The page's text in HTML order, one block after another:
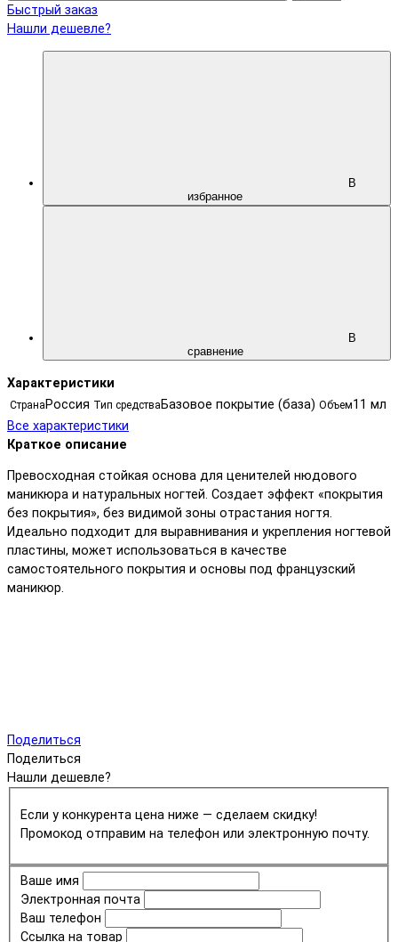
Быстрый заказ
Нашли дешевле?
В
избранное
В
сравнение
Характеристики
Страна Россия Тип средства Базовое покрытие (база) Объем11 мл
Все характеристики
Краткое описание
Превосходная стойкая основа для ценителей нюдового
маникюра и натуральных ногтей. Создает эффект «покрытия
без покрытия», без видимой зоны отрастания ногтя.
Идеально подходит для выравнивания и укрепления ногтевой
пластины, может использоваться в качестве
самостоятельного покрытия и основы под французский
маникюр.
Поделиться
Поделиться
Нашли дешевле?
Если у конкурента цена ниже — сделаем скидку!
Промокод отправим на телефон или электронную почту.
Ваше имя
Электронная почта
Ваш телефон
Ссылка на товар